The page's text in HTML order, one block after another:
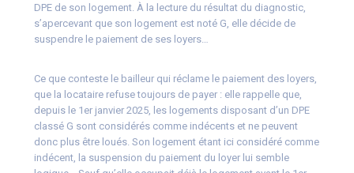
DPE de son logement. À la lecture du résultat du diagnostic,
s’apercevant que son logement est noté G, elle décide de
suspendre le paiement de ses loyers…
Ce que conteste le bailleur qui réclame le paiement des loyers,
que la locataire refuse toujours de payer : elle rappelle que,
depuis le 1er janvier 2025, les logements disposant d’un DPE
classé G sont considérés comme indécents et ne peuvent
donc plus être loués. Son logement étant ici considéré comme
indécent, la suspension du paiement du loyer lui semble